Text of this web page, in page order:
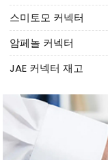
스미토모 커넥터
암페놀 커넥터
JAE 커넥터 재고